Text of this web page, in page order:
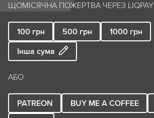
ЩОМІСЯЧНА ПОЖЕРТВА ЧЕРЕЗ LIQPAY
100 грн 500 грн 1000 грн
Інша сума
АБО
PATREON BUY ME A COFFEE